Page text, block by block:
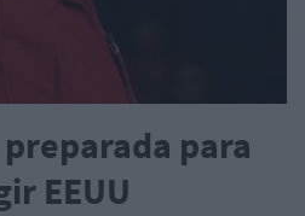
para
EEUU